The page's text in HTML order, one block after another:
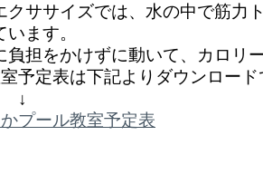
クササイズでは、水の中で筋力
ます。
負担をかけずに動いて、カロリ
予定表は下記よりダウンロー
↓
プール教室予定表